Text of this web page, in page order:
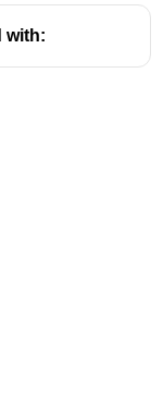
with: